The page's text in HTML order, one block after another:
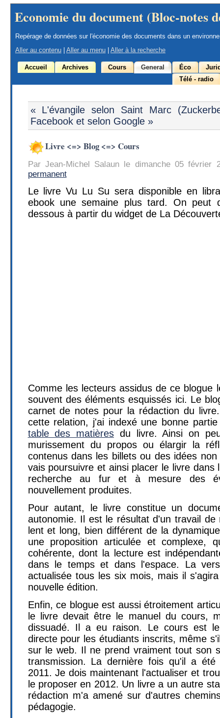
Economie du document (Bloc-notes
Repérage de données sur l'économie des documents dans un
Aller au contenu
Aller au menu Aller à la recherche
Accueil Archives Cours General Éco
Télé - radio
« L'évangile selon Saint Marc
Facebook et selon Google »
Livre <=> Blog <=> Cours
Par Jean-Michel Salaun le dimanche 05 février
permanent
Le livre Vu Lu Su sera disponible en
ebook une semaine plus tard. On peut
dessous à partir du widget de La
Comme les lecteurs assidus de ce blogue
souvent des éléments esquissés ici. Le
carnet de notes pour la rédaction du
cette relation, j'ai indexé une bonne
table des matières du livre. Ainsi on
murissement du propos ou élargir la
contenus dans les billets ou des idées
vais poursuivre et ainsi placer le livre dans
recherche au fur et à mesure des
nouvellement produites.
Pour autant, le livre constitue un
autonomie. Il est le résultat d'un travail de
lent et long, bien différent de la
une proposition articulée et complexe,
cohérente, dont la lecture est
dans le temps et dans l'espace. La
actualisée tous les six mois, mais il
nouvelle édition.
Enfin, ce blogue est aussi étroitement
le livre devait être le manuel du cours,
dissuadé. Il a eu raison. Le cours est
directe pour les étudiants inscrits, même
sur le web. Il ne prend vraiment tout son
transmission. La dernière fois qu'il a
2011. Je dois maintenant l'actualiser et
le proposer en 2012. Un livre a un autre
rédaction m'a amené sur d'autres
pédagogie.